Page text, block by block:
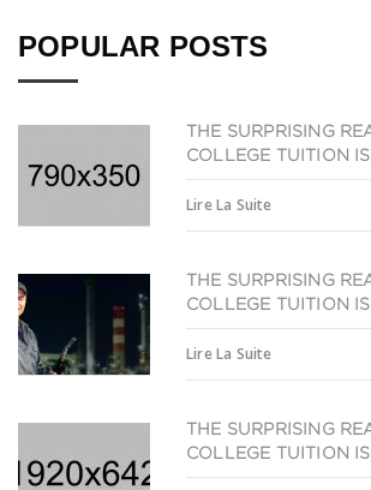
POPULAR POSTS
THE SURPRISING
COLLEGE TUITION
Lire La Suite
THE SURPRISING
COLLEGE TUITION
Lire La Suite
THE SURPRISING
COLLEGE TUITION